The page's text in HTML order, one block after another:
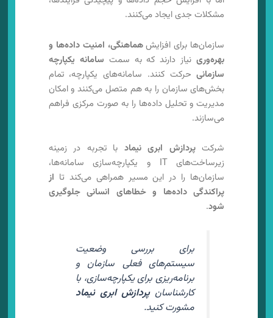
مشکلات جدی ایجاد می‌کنند.
سازمان‌ها برای افزایشهماهنگی، امنیت داده‌ها و
بهره‌ورینیاز دارند که به سمت سامانه یکپارچه
سازمانیحرکت کنند. سامانه‌های یکپارچه، تمام
بخش‌های سازمان را به هم متصل می‌کنند و امکان
مدیریت و تحلیل داده‌ها را به صورت مرکزی فراهم
می‌سازند.
شرکتپردازش ابری نیماد با تجربه در زمینه
زیرساخت‌های IT و یکپارچه‌سازی سامانه‌ها،
سازمان‌ها را در این مسیر همراهی می‌کند تا از
پراکندگی داده‌ها و خطاهای انسانی جلوگیری
شود.
برای بررسی وضعیت
سیستم‌های فعلی سازمان و
برنامه‌ریزی برای یکپارچه‌سازی، با
کارشناسانپردازش ابری نیماد
مشورت کنید.